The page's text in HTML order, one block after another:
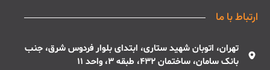
ارتباط با ما
تهران، اتوبان شهید ستاری، ابتدای بلوار فردوس شرق، جنب
بانک سامان، ساختمان 432، طبقه 3، واحد 11